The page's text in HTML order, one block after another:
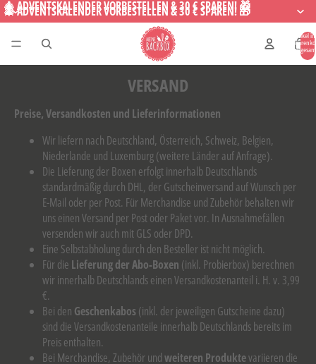
🎄 ADVENTSKALENDER VORBESTELLEN & 30 € SPAREN! 🎁
🎄 ADVENTSKALENDER VORBESTELLEN & 30 € SPAREN! 🎁
Artikel im
VERSAND
Preise, Versandkosten und Lieferinformationen
Wir liefern nach Deutschland, Österreich, Schweiz, Belgien,
Niederlande und Luxemburg (weitere Länder auf Anfrage).
Die Lieferung der Boxen erfolgt innerhalb Deutschlands
standardmäßig durch DHL, der Gutscheinversand auf Wunsch per
E-Mail oder per Post. Für Merchandise und Zubehör behalten wir
uns einen Versand per Post oder Paket vor. In Ausnahmefällen
versenden wir auch mit GLS oder DPD.
Eine Selbstabholung durch den Besteller ist nicht möglich.
Für die Lieferung der Abo-Boxen (inkl. Probierbox) berechnen
wir innerhalb Deutschlands einen Versandkostenanteil i. H. v. 3,99
€.
Bei den Geschenkabos (inkl. der jeweiligen Gutscheine dazu)
sind die Versandkostenanteile innerhalb Deutschlands bereits im
Preis enthalten.
Bei Merchandise, Zubehör undweiteren Produktevariieren die